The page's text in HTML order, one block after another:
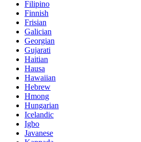
Filipino
Finnish
Frisian
Galician
Georgian
Gujarati
Haitian
Hausa
Hawaiian
Hebrew
Hmong
Hungarian
Icelandic
Igbo
Javanese